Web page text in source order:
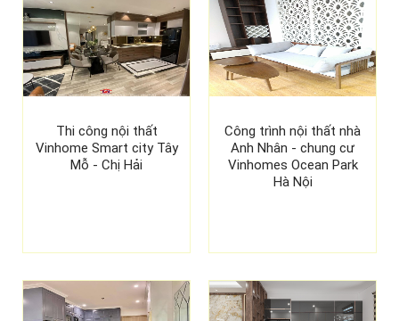
Thi công nội thất
Vinhome Smart city Tây
Mỗ - Chị Hải
Công trình nội thất nhà
Anh Nhân - chung cư
Vinhomes Ocean Park
Hà Nội